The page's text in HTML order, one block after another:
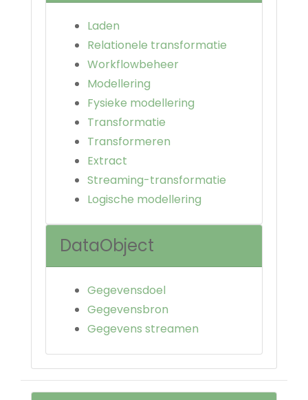
Laden
Relationele transformatie
Workflowbeheer
Modellering
Fysieke modellering
Transformatie
Transformeren
Extract
Streaming-transformatie
Logische modellering
DataObject
Gegevensdoel
Gegevensbron
Gegevens streamen